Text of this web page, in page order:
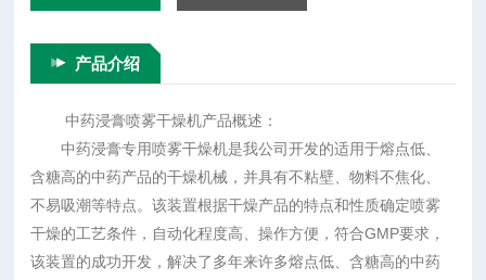
产品介绍
中药浸膏喷雾干燥机产品概述：
中药浸膏专用喷雾干燥机是我公司开发的适用于熔点低、
含糖高的中药产品的干燥机械，并具有不粘壁、物料不焦化、
不易吸潮等特点。该装置根据干燥产品的特点和性质确定喷雾
干燥的工艺条件，自动化程度高、操作方便，符合GMP要求，
该装置的成功开发，解决了多年来许多熔点低、含糖高的中药